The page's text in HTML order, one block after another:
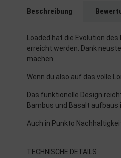
Beschreibung
Loaded hat die Evolution
erreicht werden. Dank
machen.
Wenn du also auf das volle
Das funktionelle Design
Bambus und Basalt aufbaus
Auch in Punkto
TECHNISCHE DETAILS